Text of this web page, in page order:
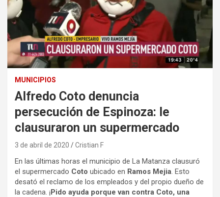
MUNICIPIOS
Alfredo Coto denuncia
persecución de Espinoza: le
clausuraron un supermercado
3 de abril de 2020 Cristian F
En las últimas horas el municipio de La Matanza clausuró
el supermercado Coto ubicado en Ramos Mejia. Esto
desató el reclamo de los empleados y del propio dueño de
la cadena. ¡Pido ayuda porque van contra Coto, una